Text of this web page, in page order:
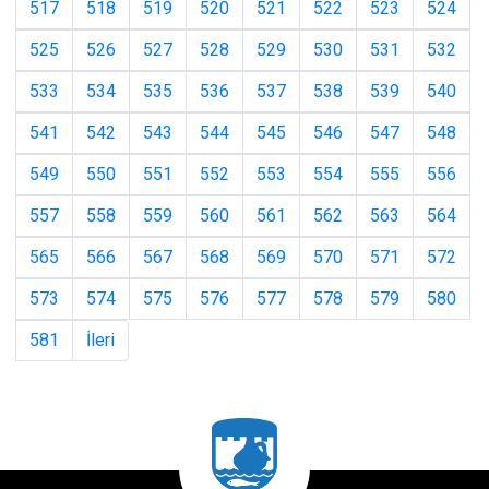
517 518 519 520 521 522 523
524
525
526 527 528 529 530 531
532
533
534 535 536 537 538 539
540
541
542 543 544 545 546 547
548
549
550 551 552 553 554 555
556
557
558 559 560 561 562 563
564
565
566 567 568 569 570 571
572
573
574 575 576 577 578 579
580
581
İleri